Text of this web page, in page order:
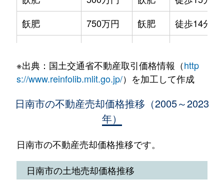
西弁分 200万円 日南 徒歩18分
大字平野
310万円 日南 徒歩16分
大字平野
430万円 日南 徒歩16分
大字平野
480万円 日南 徒歩15分
17万円
大字星倉
720万円 飫肥
大字星倉
720万円
飫肥
750万円 飫肥
徒歩14分
木山
750万円 油津
徒歩7分
2,000万円
瀬西
200万円 油津
園田
650万円
※出典：国土交通省不動産取引価格情報（http
s://www.reinfolib.mlit.go.jp/）を加工して作成
日南市の不動産売却価格推移（2005～2023
年）
日南市の不動産売却価格推移です。
日南市の土地売却価格推移